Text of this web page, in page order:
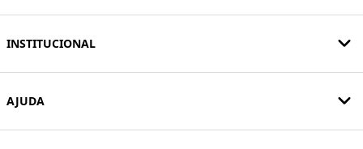
INSTITUCIONAL
AJUDA